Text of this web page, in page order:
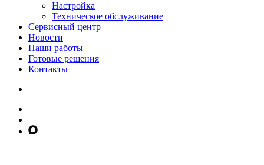
Настройка
Техническое обслуживание
Сервисный центр
Новости
Наши работы
Готовые решения
Контакты